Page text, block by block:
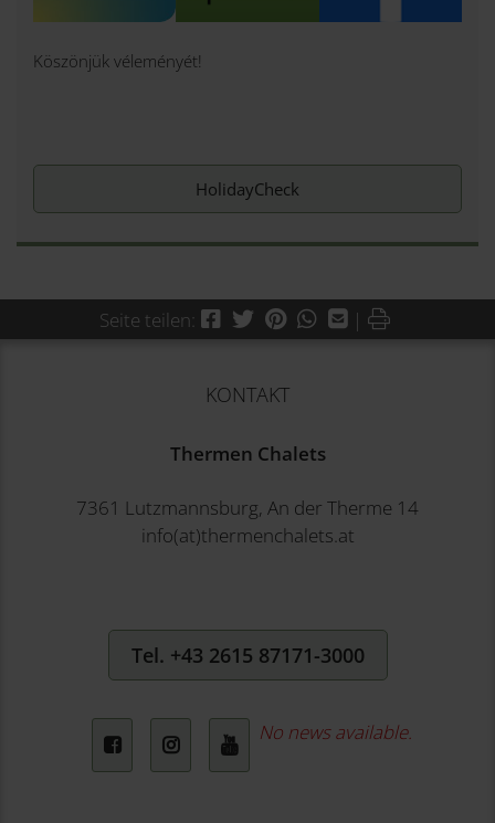
Köszönjük véleményét!
HolidayCheck
Seite teilen: Facebook
Twitter
PinterestWhatsApp
Mail
| Drucken
KONTAKT
Thermen Chalets
7361 Lutzmannsburg, An der Therme 14
info(at)thermenchalets.at
Tel. +43 2615 87171-3000
No news available.